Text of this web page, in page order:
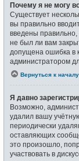
Почему я не могу
Существует
вы правильно
введены правильно,
не был ли вам
допущена ошибка в
администратором
Вернуться к началу
Я давно
Возможно,
удалил вашу
периодически
оставляющих
это произошло,
участвовать в